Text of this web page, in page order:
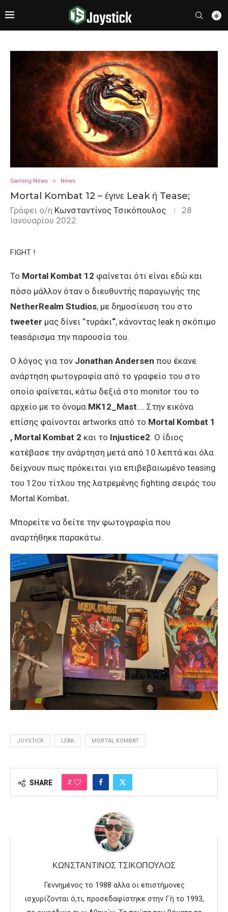
Gaming News News
Mortal Kombat 12 – έγινε Leak ή Tease;
Γράφει ο/η Κωνσταντίνος Τσικόπουλος
28
Ιανουαρίου 2022
FIGHT !
Το Mortal Kombat 12 φαίνεται ότι είναι εδώ και
πόσο μάλλον όταν ο διευθυντής παραγωγής της
NetherRealm Studios, με δημοσίευση του στο
tweeter μας δίνει “τυράκι“, κάνοντας leak η σκόπιμο
teasάρισμα την παρουσία του.
Ο λόγος για τον Jonathan Andersen που έκανε
ανάρτηση φωτογραφία από το γραφείο του στο
οποίο φαίνεται, κάτω δεξιά στο monitor του το
αρχείο με το όνομα MK12_Mast…. Στην εικόνα
επίσης φαίνονται artworks από το Mortal Kombat 1
, Mortal Kombat 2 και το Injustice2. Ο ίδιος
κατέβασε την ανάρτηση μετά από 10 λεπτά και όλα
δείχνουν πως πρόκειται για επιβεβαιωμένο teasing
του 12ου τίτλου της λατρεμένης fighting σειράς του
Mortal Kombat.
Μπορείτε να δείτε την φωτογραφία που
αναρτήθηκε παρακάτω.
JOYSTICK LEAK MORTAL KOMBAT
SHARE 2
ΚΩΝΣΤΑΝΤΊΝΟΣ ΤΣΙΚΌΠΟΥΛΟΣ
Γεννημένος το 1988 αλλα οι επιστήμονες
ισχυρίζονται ό,τι, προσεδαφίστηκε στην Γή το 1993,